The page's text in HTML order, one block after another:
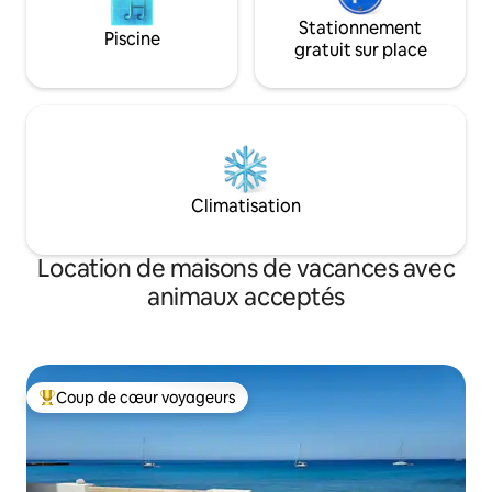
Piscine
Stationnement
gratuit sur place
Climatisation
Location de maisons de vacances avec
animaux acceptés
Coups de cœur voyageurs les plus appréciés
Coup de cœur voyageurs